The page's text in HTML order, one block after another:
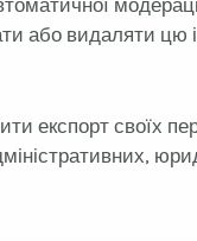
або видаляти
експорт своїх